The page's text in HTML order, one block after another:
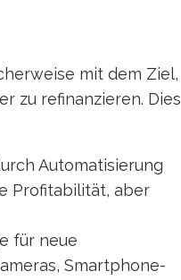
mit dem Ziel,
zu refinanzieren. Dies
Automatisierung
Profitabilität, aber
für neue
Smartphone-